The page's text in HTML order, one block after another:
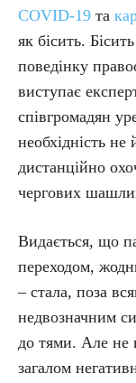
COVID-19 та
як бісить.
поведінку
виступає
співгромадян
необхідність
дистанційно
чергових
Видається, що
переходом,
– стала, поза
недвозначним
до тями. Але не
загалом